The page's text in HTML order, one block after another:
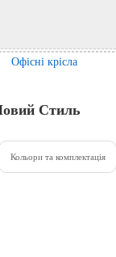
Офісні крісла
Стиль
Кольори та комплектація